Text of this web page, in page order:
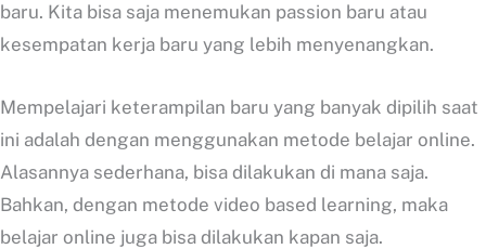
baru. Kita bisa saja menemukan passion baru atau
kesempatan kerja baru yang lebih menyenangkan.
Mempelajari keterampilan baru yang banyak dipilih saat
ini adalah dengan menggunakan metode belajar online.
Alasannya sederhana, bisa dilakukan di mana saja.
Bahkan, dengan metode video based learning, maka
belajar online juga bisa dilakukan kapan saja.